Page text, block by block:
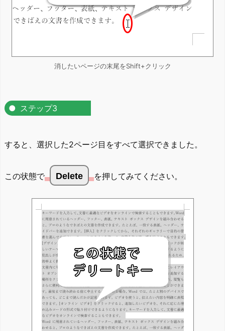
消したいページの末尾をShift+クリック
ステップ3
すると、選択した2ページ目をすべて選択できました。
この状態で Delete を押してみてください。